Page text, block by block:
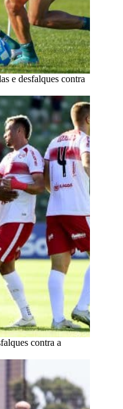
e desfalques contra
contra a